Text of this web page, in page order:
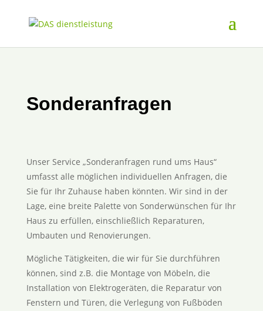
Sonderanfragen
Unser Service „Sonderanfragen rund ums Haus“
umfasst alle möglichen individuellen Anfragen, die
Sie für Ihr Zuhause haben könnten. Wir sind in der
Lage, eine breite Palette von Sonderwünschen für Ihr
Haus zu erfüllen, einschließlich Reparaturen,
Umbauten und Renovierungen.
Mögliche Tätigkeiten, die wir für Sie durchführen
können, sind z.B. die Montage von Möbeln, die
Installation von Elektrogeräten, die Reparatur von
Fenstern und Türen, die Verlegung von Fußböden